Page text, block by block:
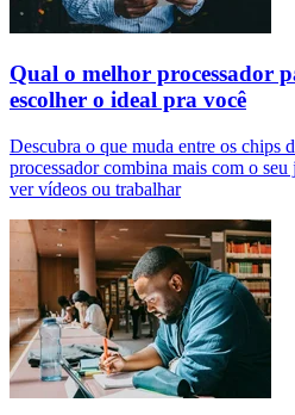
Qual o melhor processador
escolher o ideal pra você
Descubra o que muda entre os chips
processador combina mais com o seu
ver vídeos ou trabalhar